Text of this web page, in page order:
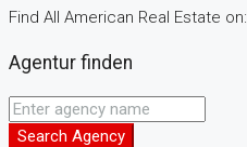
Find All American Real Estate on:
Agentur finden
Search Agency